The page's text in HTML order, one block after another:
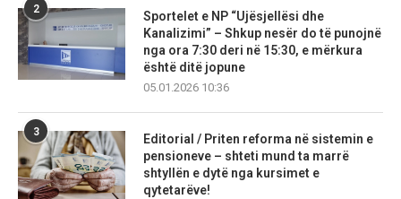
2
Sportelet e NP “Ujësjellësi dhe
Kanalizimi” – Shkup nesër do të punojnë
nga ora 7:30 deri në 15:30, e mërkura
është ditë jopune
05.01.2026 10:36
3
Editorial / Priten reforma në sistemin e
pensioneve – shteti mund ta marrë
shtyllën e dytë nga kursimet e
qytetarëve!